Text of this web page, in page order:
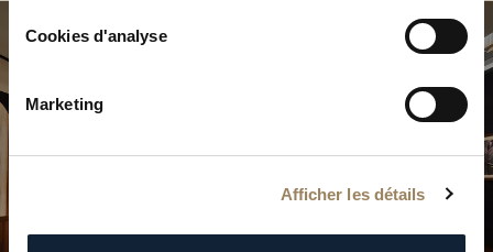
Cookies d'analyse
Marketing
Afficher les détails